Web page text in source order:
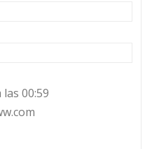
las 00:59